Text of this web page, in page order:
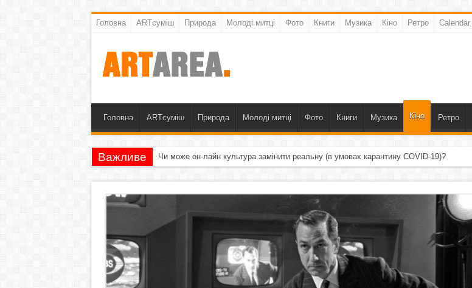
Головна ARTсуміш Природа Молоді митці Фото Книги Музика Кіно Ретро Calendar
Головна ARTсуміш Природа Молоді митці Фото Книги Музика Кіно Ретро
Важливе Чи може он-лайн культура замінити реальну (в умовах карантину COVID-19)?